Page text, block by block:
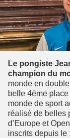
Le pongiste
champion du
monde en
belle 4ème
monde de sport
réalisé de belles
d’Europe et
inscrits depuis le